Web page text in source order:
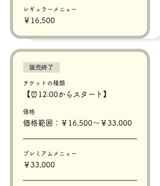
レギュラーメニュー
￥16,500
販売終了
チケットの種類
【⏰12:00からスタート】
価格
価格範囲：￥16,500〜￥33,000
プレミアムメニュー
￥33,000